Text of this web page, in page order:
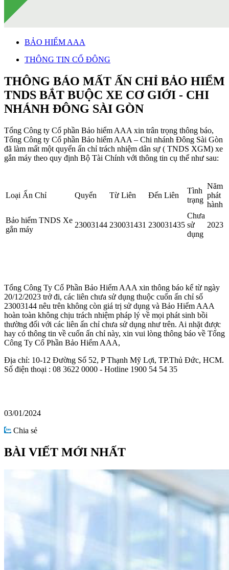
BẢO HIỂM AAA
THÔNG TIN CỔ ĐÔNG
THÔNG BÁO MẤT ẤN CHỈ BẢO HIỂM
TNDS BẮT BUỘC XE CƠ GIỚI - CHI
NHÁNH ĐÔNG SÀI GÒN
Tổng Công ty Cổ phần Bảo hiểm AAA xin trân trọng thông báo,
Tổng Công ty Cổ phần Bảo hiểm AAA – Chi nhánh Đông Sài Gòn
đã làm mất một quyển ấn chỉ trách nhiệm dân sự ( TNDS XGM) xe
gắn máy theo quy định Bộ Tài Chính với thông tin cụ thể như sau:
Loại Ấn Chỉ Quyển Từ Liên Đến Liên
Tình
trạng
Năm
phát
hành
Bảo hiểm TNDS Xe
gắn máy
23003144 230031431 230031435
Chưa
sử
dụng
2023
Tổng Công Ty Cổ Phần Bảo Hiểm AAA xin thông báo kể từ ngày
20/12/2023 trở đi, các liên chưa sử dụng thuộc cuốn ấn chỉ số
23003144 nêu trên không còn giá trị sử dụng và Bảo Hiểm AAA
hoàn toàn không chịu trách nhiệm pháp lý về mọi phát sinh bồi
thường đối với các liên ấn chỉ chưa sử dụng như trên. Ai nhặt được
hay có thông tin về cuốn ấn chỉ này, xin vui lòng thông báo về Tổng
Công Ty Cổ Phần Bảo Hiểm AAA,
Địa chỉ: 10-12 Đường Số 52, P Thạnh Mỹ Lợi, TP.Thủ Đức, HCM.
Số điện thoại : 08 3622 0000 - Hotline 1900 54 54 35
03/01/2024
Chia sẻ
BÀI VIẾT MỚI NHẤT